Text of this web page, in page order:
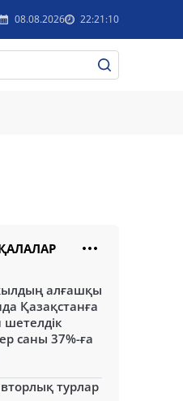
08.08.2026 22:21:10
алғашқы
Қазақстанға
шетелдік
саны 37%-ға
турлар